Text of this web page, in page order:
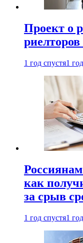
Проект о
1 год спустя1
как
за срыв
1 год спустя1